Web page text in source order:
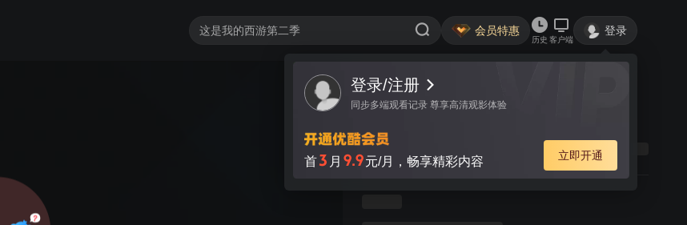
会员特惠
历史 客户端
登录
登录/注册
同步多端观看记录 尊享高清观影体验
首3 月 9.9元/月，畅享精彩内容 立即开通